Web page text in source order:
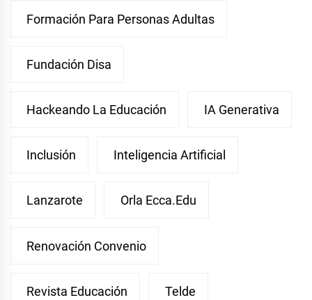
Formación Para Personas Adultas
Fundación Disa
Hackeando La Educación IA Generativa
Inclusión Inteligencia Artificial
Lanzarote Orla Ecca.edu
Renovación Convenio
Revista Educación Telde